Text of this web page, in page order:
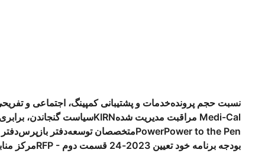
خدمات و پشتیبانی کمپینگ، اجتماعی ونسبت حجم پرونده
سیاست گنجاندن،KIRN
مراقبت مدیریت شده Medi-Cal
دفتر بازپرسمتخصصان توسعهPowerPower to the Pen
مرکز
RFP - بودجه برنامه خود تعیین 2023-24 قسمت دوم